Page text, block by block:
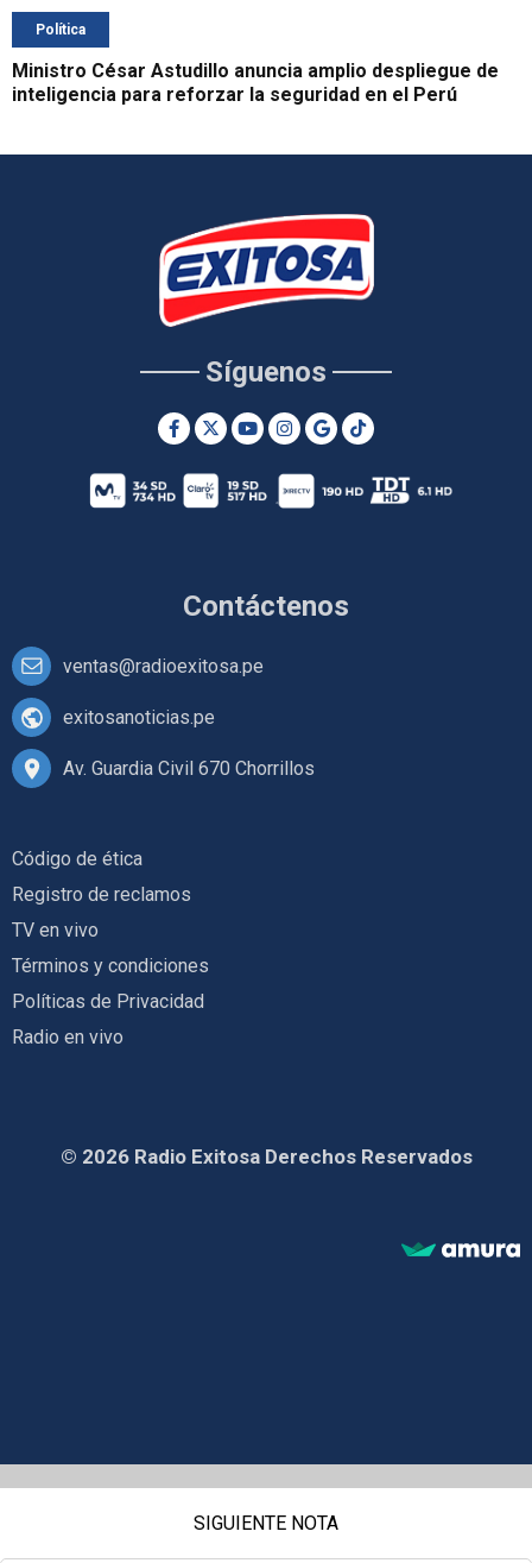
Política
Ministro César Astudillo anuncia amplio despliegue de
inteligencia para reforzar la seguridad en el Perú
Contáctenos
ventas@radioexitosa.pe
exitosanoticias.pe
Av. Guardia Civil 670 Chorrillos
Síguenos
Código de ética
Registro de reclamos
TV en vivo
Términos y condiciones
Políticas de Privacidad
Radio en vivo
© 2026 Radio Exitosa Derechos Reservados
SIGUIENTE NOTA